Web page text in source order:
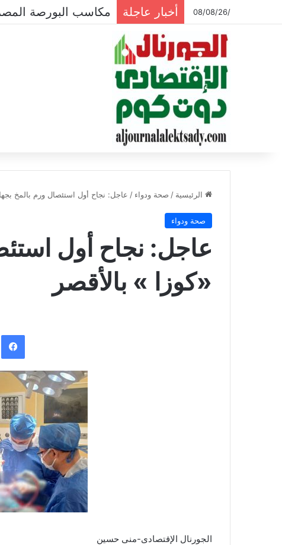
/08/08/26 أخبار عاجلة مكاسب البورصة المصرية تتجاوز الـ
الرئيسية / صحة ودواء / عاجل: نجاح أول استئصال ورم بالمخ
صحة ودواء
عاجل: نجاح أول
«كوزا » بالأقصر
الجورنال الإقتصادى-منى حسين